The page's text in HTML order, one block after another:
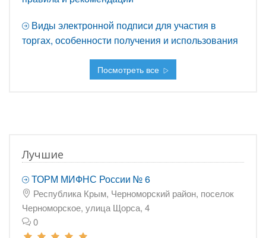
Виды электронной подписи для участия в
торгах, особенности получения и использования
Посмотреть все
Лучшие
ТОРМ МИФНС России № 6
Республика Крым, Черноморский район, поселок
Черноморское, улица Щорса, 4
0